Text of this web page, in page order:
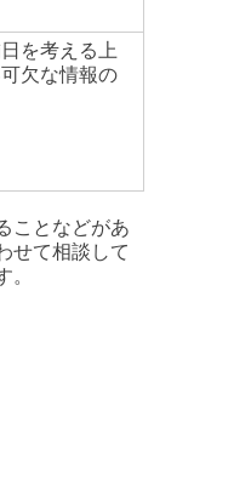
を考える上
欠な情報の
ことなどがあ
せて相談して
。